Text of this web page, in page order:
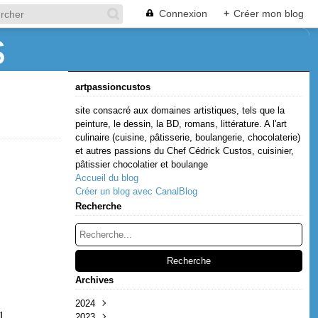
Connexion + Créer mon blog
artpassioncustos
site consacré aux domaines artistiques, tels que la
peinture, le dessin, la BD, romans, littérature. A l'art
culinaire (cuisine, pâtisserie, boulangerie, chocolaterie)
et autres passions du Chef Cédrick Custos, cuisinier,
pâtissier chocolatier et boulange
Accueil du blog
Créer un blog avec CanalBlog
Recherche
Archives
2024